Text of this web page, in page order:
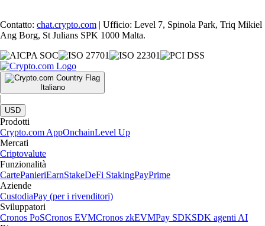
Contatto: chat.crypto.com | Ufficio: Level 7, Spinola Park, Triq Mikiel
Ang Borg, St Julians SPK 1000 Malta.
Italiano
|
USD
Prodotti
Crypto.com AppOnchainLevel Up
Mercati
Criptovalute
Funzionalità
CartePanieriEarnStakeDeFi StakingPayPrime
Aziende
CustodiaPay (per i rivenditori)
Sviluppatori
Cronos PoSCronos EVMCronos zkEVMPay SDKSDK agenti AI